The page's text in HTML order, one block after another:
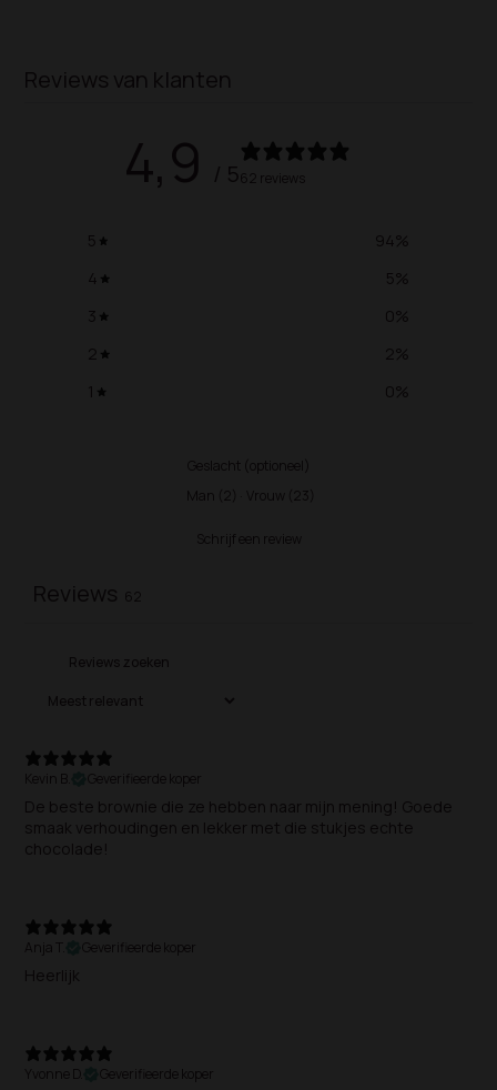
Reviews van klanten
4,9 / 562 reviews
5 94%
4
5%
3
0%
2
2%
1
0%
Geslacht (optioneel)
Man
2 Vrouw 23
Schrijf een review
Reviews 62
Kevin B. Geverifieerde koper
De beste brownie die ze hebben naar mijn mening! Goede
smaak verhoudingen en lekker met die stukjes echte
chocolade!
Anja T. Geverifieerde koper
Heerlijk
Yvonne D. Geverifieerde koper